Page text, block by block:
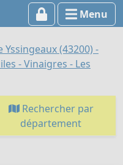
Menu
(43200) -
- Vinaigres - Les
Rechercher par
département